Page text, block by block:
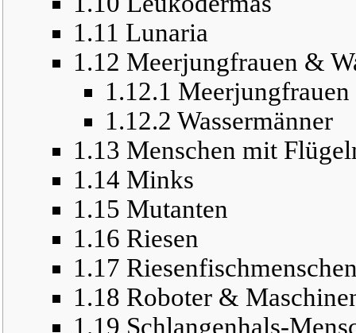
1.11 Lunaria
1.12 Meerjungfrauen &
1.12.1 Meerjungfrauen
1.12.2 Wassermänner
1.13 Menschen mit
1.14 Minks
1.15 Mutanten
1.16 Riesen
1.17
1.18 Roboter &
1.19 Schlangenhals-